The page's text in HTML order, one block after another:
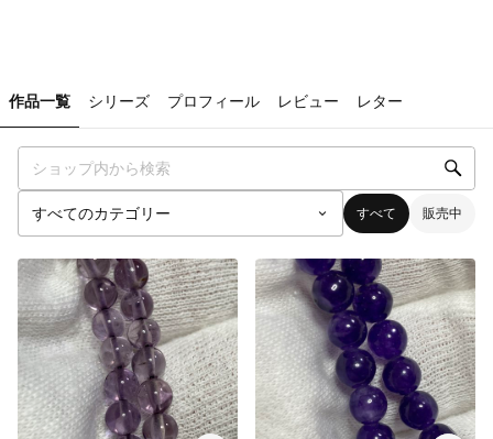
作品一覧 シリーズ プロフィール レビュー レター
すべて 販売中